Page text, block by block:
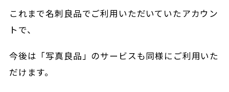
これまで名刺良品でご利用いただいていたアカウン
トで、
今後は「写真良品」のサービスも同様にご利用いた
だけます。